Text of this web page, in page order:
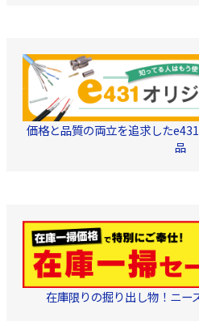
価格と品質の両立を追求した
品
在庫限りの掘り出し物！ニー